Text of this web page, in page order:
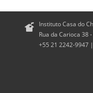
Instituto Casa do
Rua da Carioca 38
+55 21 2242-9947 |